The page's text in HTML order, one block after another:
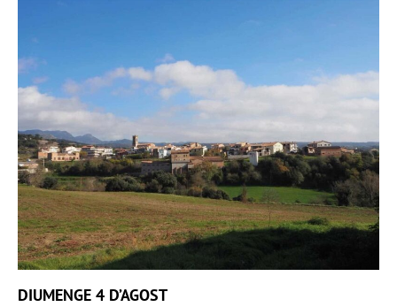
DIUMENGE 4 D’AGOST